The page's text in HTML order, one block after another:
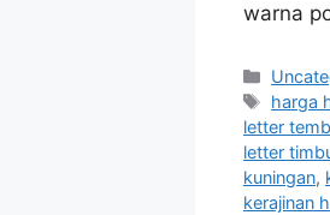
warna
harga
letter
letter
kuningan,
kerajinan